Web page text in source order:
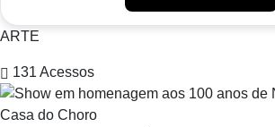
ARTE
131 Acessos